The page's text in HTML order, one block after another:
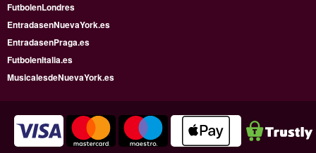
FutbolenLondres
EntradasenNuevaYork.es
EntradasenPraga.es
FutbolenItalia.es
MusicalesdeNuevaYork.es